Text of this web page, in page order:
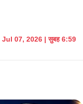
Jul 07, 2026 | सुबह 6:59